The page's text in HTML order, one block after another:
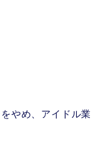
やめ、アイドル業